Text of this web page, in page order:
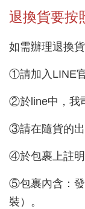
退換貨要按
如需辦理退換
①請加入LINE
②於line中，我
③請在隨貨的出
④於包裹上註明
⑤包裹內含：
裝）。